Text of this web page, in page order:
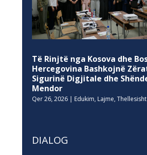
Të Rinjtë nga Kosova dhe
Hercegovina Bashkojnë
Sigurinë Digjitale dhe
Mendor
Qer 26, 2026| Edukim, Lajme, Thellesisht
DIALOG